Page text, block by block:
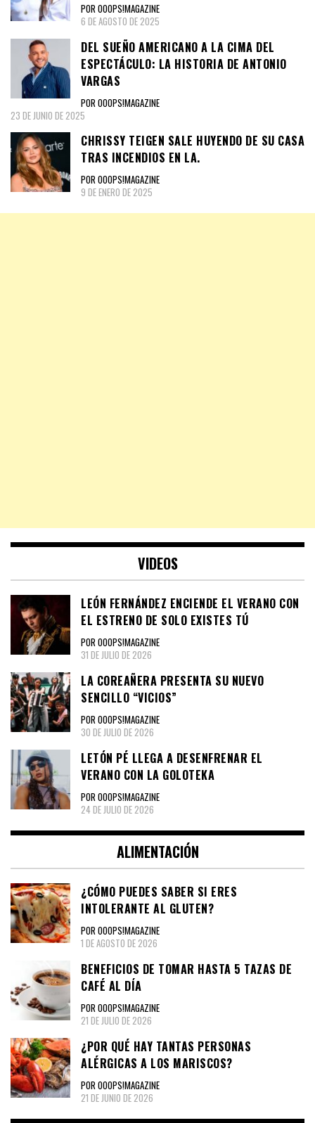
POR OOOPS!MAGAZINE
6 DE AGOSTO DE 2025
DEL SUEÑO AMERICANO A LA CIMA DEL
ESPECTÁCULO: LA HISTORIA DE ANTONIO
VARGAS
POR OOOPS!MAGAZINE
23 DE JUNIO DE 2025
CHRISSY TEIGEN SALE HUYENDO DE SU CASA
TRAS INCENDIOS EN LA.
POR OOOPS!MAGAZINE
9 DE ENERO DE 2025
VIDEOS
LEÓN FERNÁNDEZ ENCIENDE EL VERANO CON
EL ESTRENO DE SOLO EXISTES TÚ
POR OOOPS!MAGAZINE
31 DE JULIO DE 2026
LA COREAÑERA PRESENTA SU NUEVO
SENCILLO “VICIOS”
POR OOOPS!MAGAZINE
30 DE JULIO DE 2026
LETÓN PÉ LLEGA A DESENFRENAR EL
VERANO CON LA GOLOTEKA
POR OOOPS!MAGAZINE
24 DE JULIO DE 2026
ALIMENTACIÓN
¿CÓMO PUEDES SABER SI ERES
INTOLERANTE AL GLUTEN?
POR OOOPS!MAGAZINE
1 DE AGOSTO DE 2026
BENEFICIOS DE TOMAR HASTA 5 TAZAS DE
CAFÉ AL DÍA
POR OOOPS!MAGAZINE
21 DE JULIO DE 2026
¿POR QUÉ HAY TANTAS PERSONAS
ALÉRGICAS A LOS MARISCOS?
POR OOOPS!MAGAZINE
21 DE JUNIO DE 2026